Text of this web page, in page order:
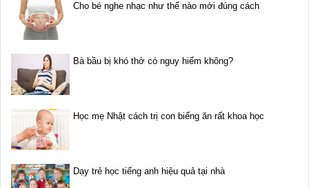
Cho bé nghe nhạc như thế nào mới đúng cách
Bà bầu bị khó thở có nguy hiểm không?
Học mẹ Nhật cách trị con biếng ăn rất khoa học
Dạy trẻ học tiếng anh hiệu quả tại nhà